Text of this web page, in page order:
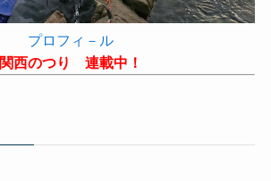
プロフィ－ル
関西のつり 連載中！